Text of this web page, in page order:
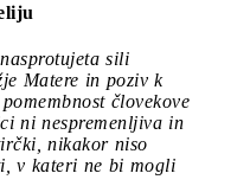
sili
Matere in poziv k
človekove
ni nespremenljiva in
nikakor niso
v kateri ne bi mogli